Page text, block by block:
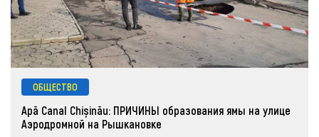
ОБЩЕСТВО
Apă Canal Chișinău: ПРИЧИНЫ образования ямы на улице
Аэродромной на Рышкановке